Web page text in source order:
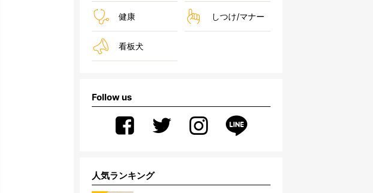
健康 しつけ/マナー
看板犬
Follow us
人気ランキング